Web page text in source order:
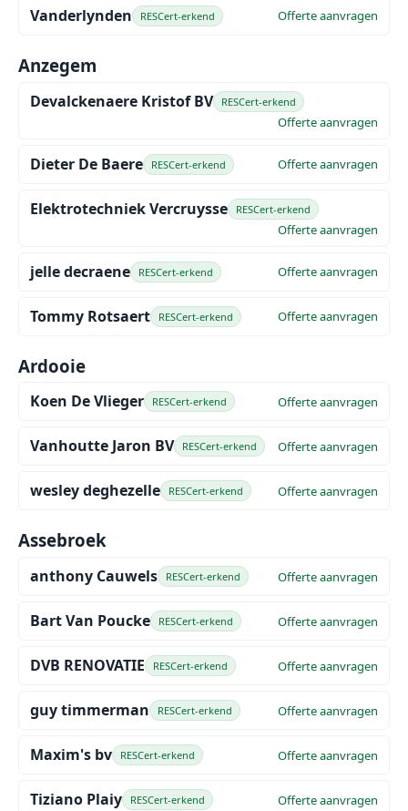
Vanderlynden RESCert-erkend Offerte aanvragen
Anzegem
Devalckenaere Kristof BV RESCert-erkend
Offerte aanvragen
Dieter De Baere RESCert-erkend Offerte aanvragen
Elektrotechniek Vercruysse RESCert-erkend
Offerte aanvragen
jelle decraene RESCert-erkend Offerte aanvragen
Tommy Rotsaert RESCert-erkend Offerte aanvragen
Ardooie
Koen De Vlieger RESCert-erkend Offerte aanvragen
Vanhoutte Jaron BV RESCert-erkend Offerte aanvragen
wesley deghezelle RESCert-erkend Offerte aanvragen
Assebroek
anthony Cauwels RESCert-erkend Offerte aanvragen
Bart Van Poucke RESCert-erkend Offerte aanvragen
DVB RENOVATIE RESCert-erkend Offerte aanvragen
guy timmerman RESCert-erkend Offerte aanvragen
Maxim's bv RESCert-erkend Offerte aanvragen
Tiziano Plaiy RESCert-erkend Offerte aanvragen